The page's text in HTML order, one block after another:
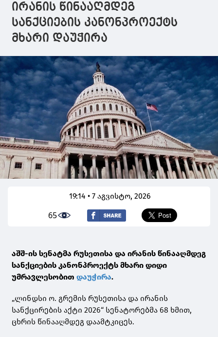
ირანის წინააღმდეგ
სანქციების კანონპროექტს
მხარი დაუჭირა
19:14 • 7 აგვისტო, 2026
65
აშშ-ის სენატმა რუსეთისა და ირანის წინააღმდეგ
სანქციების კანონპროექტს მხარი დიდი
უმრავლესობით დაუჭირა.
„ლინდსი ო. გრემის რუსეთისა და ირანის
სანქცირების აქტი 2026“ სენატორებმა 68 ხმით,
ცხრის წინააღმდეგ დაამტკიცეს.